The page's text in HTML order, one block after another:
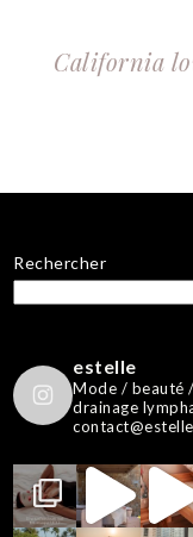
California
Rechercher
estelle
Mode / beauté
drainage